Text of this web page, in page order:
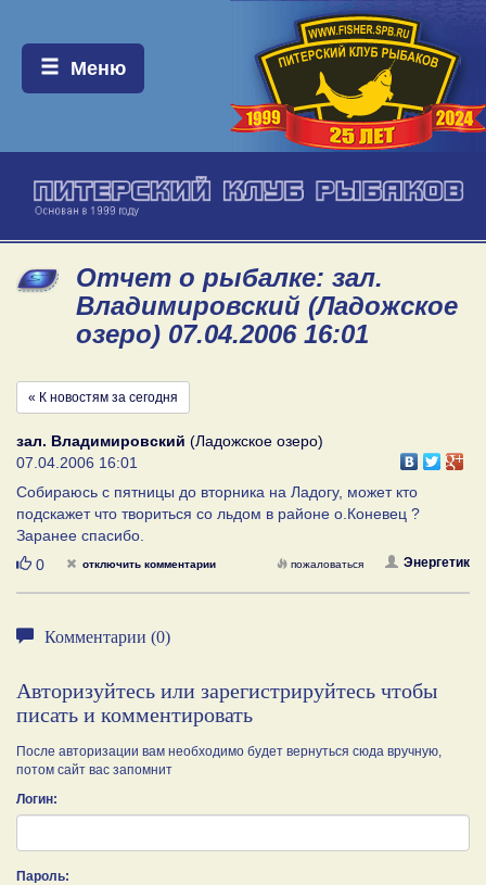
Меню:
Меню
Отчет о рыбалке: зал.
Владимировский (Ладожское
озеро) 07.04.2006 16:01
« К новостям за сегодня
зал. Владимировский (Ладожское озеро)
07.04.2006 16:01
Собираюсь с пятницы до вторника на Ладогу, может кто
подскажет что твориться со льдом в районе о.Коневец ?
Заранее спасибо.
Нравится
0 отключить комментарии Энергетик
пожаловаться
Комментарии (0)
Авторизуйтесь или зарегистрируйтесь чтобы
писать и комментировать
После авторизации вам необходимо будет вернуться сюда вручную,
потом сайт вас запомнит
Логин:
Пароль: